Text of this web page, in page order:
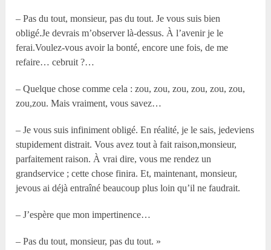
– Pas du tout, monsieur, pas du tout. Je vous suis bien
obligé.Je devrais m’observer là-dessus. À l’avenir je le
ferai.Voulez-vous avoir la bonté, encore une fois, de me
refaire… cebruit ?…
– Quelque chose comme cela : zou, zou, zou, zou, zou, zou,
zou,zou. Mais vraiment, vous savez…
– Je vous suis infiniment obligé. En réalité, je le sais, jedeviens
stupidement distrait. Vous avez tout à fait raison,monsieur,
parfaitement raison. À vrai dire, vous me rendez un
grandservice ; cette chose finira. Et, maintenant, monsieur,
jevous ai déjà entraîné beaucoup plus loin qu’il ne faudrait.
– J’espère que mon impertinence…
– Pas du tout, monsieur, pas du tout. »